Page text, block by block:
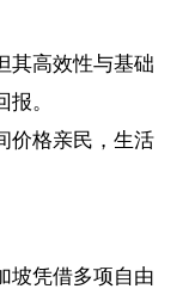
其高效性与基础
。
价格亲民，生活
坡凭借多项自由